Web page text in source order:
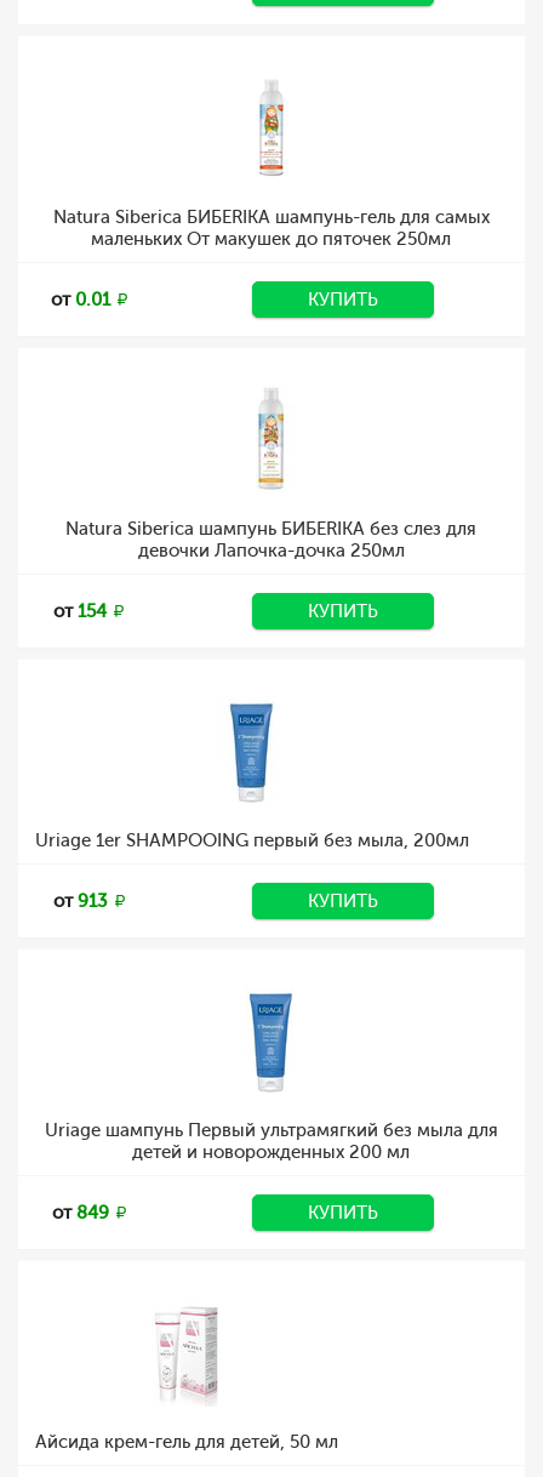
Natura Siberica БИБЕRIKA шампунь-гель для самых
маленьких От макушек до пяточек 250мл
от 0.01 КУПИТЬ
Natura Siberica шампунь БИБЕRIKA без слез для
девочки Лапочка-дочка 250мл
от154 КУПИТЬ
Uriage 1er SHAMPOOING первый без мыла, 200мл
от913 КУПИТЬ
Uriage шампунь Первый ультрамягкий без мыла для
детей и новорожденных 200 мл
от849 КУПИТЬ
Айсида крем-гель для детей, 50 мл